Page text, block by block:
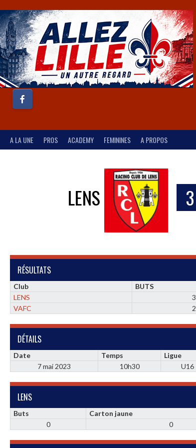
A LA UNE PROS ACADEMY FEMININES A PROPOS
LENS 3
RÉSULTATS
Club BUTS
LENS
3
VAFC
2
DÉTAILS
Date Temps Ligue
7 mai 2023
10h30 U16
LENS
Buts Carton jaune
0
0